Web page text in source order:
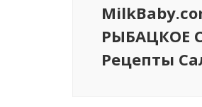
РЫБАЦКОЕ
Рецепты